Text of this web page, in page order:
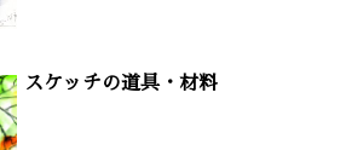
スケッチの道具・材料